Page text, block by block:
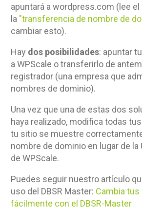
apuntará a wordpress.com (lee
la "transferencia de nombre de
cambiar esto).
Hay dos posibilidades: apuntar
a WPScale o transferirlo de
registrador (una empresa que
nombres de dominio).
Una vez que una de estas dos
haya realizado, modifica todas tus
tu sitio se muestre
nombre de dominio en lugar de la
de WPScale.
Puedes seguir nuestro artículo
uso del DBSR Master: Cambia
fácilmente con el DBSR-Master